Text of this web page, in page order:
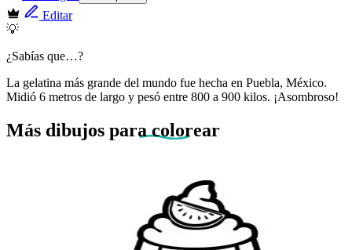
Editar
💡
¿Sabías que…?
La gelatina más grande del mundo fue hecha en Puebla, México.
Midió 6 metros de largo y pesó entre 800 a 900 kilos. ¡Asombroso!
Más dibujos para colorear